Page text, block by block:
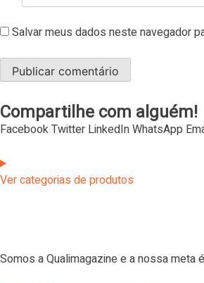
Salvar meus dados neste navegador
Compartilhe com alguém!
FacebookTwitter LinkedInWhatsApp
Ver categorias de produtos
Somos a Qualimagazine e a nossa